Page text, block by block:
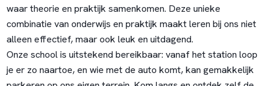
waar theorie en praktijk samenkomen. Deze unieke
combinatie van onderwijs en praktijk maakt leren bij ons niet
alleen effectief, maar ook leuk en uitdagend.
Onze school is uitstekend bereikbaar: vanaf het station loop
je er zo naartoe, en wie met de auto komt, kan gemakkelijk